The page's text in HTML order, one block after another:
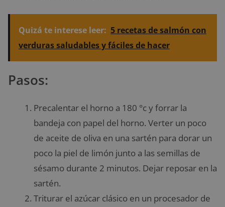
Quizá te interese leer: 5 recetas de salmón con
verduras saludables y fáciles de hacer
Pasos:
Precalentar el horno a 180 °c y forrar la
bandeja con papel del horno. Verter un poco
de aceite de oliva en una sartén para dorar un
poco la piel de limón junto a las semillas de
sésamo durante 2 minutos. Dejar reposar en la
sartén.
Triturar el azúcar clásico en un procesador de